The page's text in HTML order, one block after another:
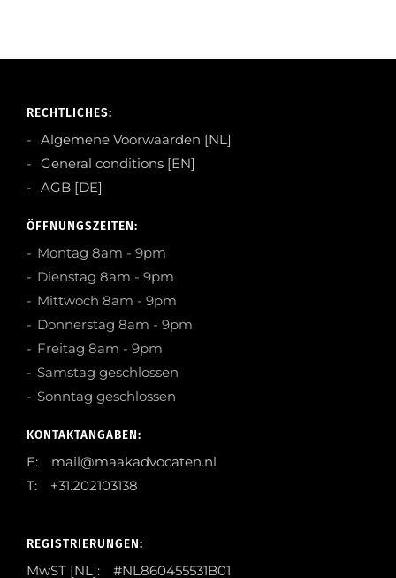
RECHTLICHES:
Algemene Voorwaarden [NL]
General conditions [EN]
AGB [DE]
ÖFFNUNGSZEITEN:
Montag 8am - 9pm
Dienstag 8am - 9pm
Mittwoch 8am - 9pm
Donnerstag 8am - 9pm
Freitag 8am - 9pm
Samstag geschlossen
Sonntag geschlossen
KONTAKTANGABEN:
E: mail@maakadvocaten.nl
T: +31.202103138
REGISTRIERUNGEN:
MwST [NL]: #NL860455531B01